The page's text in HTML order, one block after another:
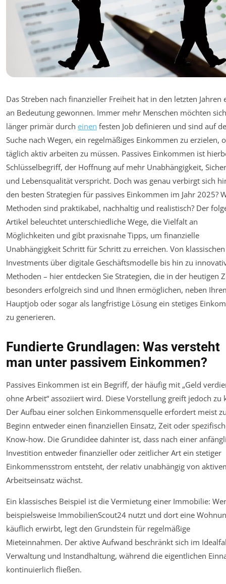
Das Streben nach finanzieller Freiheit hat in den letzten Jahren
an Bedeutung gewonnen. Immer mehr Menschen möchten
länger primär durch einen festen Job definieren und sind auf
Suche nach Wegen, ein regelmäßiges Einkommen zu erzielen,
täglich aktiv arbeiten zu müssen. Passives Einkommen ist
Schlüsselbegriff, der Hoffnung auf mehr Unabhängigkeit,
und Lebensqualität verspricht. Doch was genau verbirgt sich
den besten Strategien für passives Einkommen im Jahr 2025?
Methoden sind praktikabel, nachhaltig und realistisch? Der
Artikel beleuchtet unterschiedliche Wege, die Vielfalt an
Möglichkeiten und gibt praxisnahe Tipps, um finanzielle
Unabhängigkeit Schritt für Schritt zu erreichen. Von klassischen
Investments über digitale Geschäftsmodelle bis hin zu
Methoden – hier entdecken Sie Strategien, die in der heutigen
besonders erfolgreich sind und Ihnen ermöglichen, neben
Hauptjob oder sogar als langfristige Lösung ein stetiges
zu generieren.
Fundierte Grundlagen: Was versteht
man unter passivem Einkommen?
Passives Einkommen ist ein Begriff, der häufig mit „Geld
ohne Arbeit“ assoziiert wird. Diese Vorstellung greift jedoch zu
Der Aufbau einer solchen Einkommensquelle erfordert meist
Beginn entweder einen finanziellen Einsatz, Zeit oder
Know-how. Die Grundidee dahinter ist, dass nach einer
Investition entweder finanzieller oder zeitlicher Art ein stetiger
Einkommensstrom entsteht, der relativ unabhängig von
Arbeitseinsatz wächst.
Ein klassisches Beispiel ist die Vermietung einer Immobilie: Wer
beispielsweise ImmobilienScout24 nutzt und dort eine
käuflich erwirbt, legt den Grundstein für regelmäßige
Mieteinnahmen. Der aktive Aufwand beschränkt sich im
Verwaltung und Instandhaltung, während die eigentlichen
kontinuierlich fließen.